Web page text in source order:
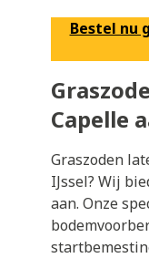
Bestel nu
Capelle
Graszoden
IJssel? Wij
aan. Onze